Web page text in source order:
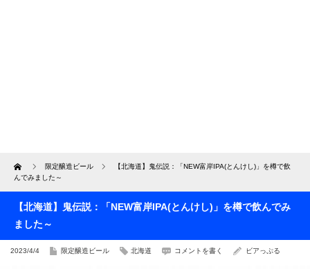
Home 限定醸造ビール
【北海道】鬼伝説：「NEW富岸IPA(とんけし)」を樽で飲
んでみました～
【北海道】鬼伝説：「NEW富岸IPA(とんけし)」を樽で飲んでみ
ました～
2023/4/4 限定醸造ビール 北海道 コメントを書く ビアっぷる